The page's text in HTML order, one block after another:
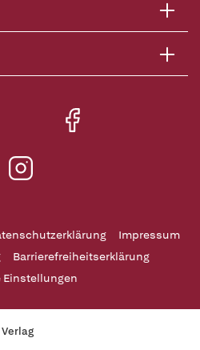
Impressum
Barrierefreiheitserklärung
Einstellungen